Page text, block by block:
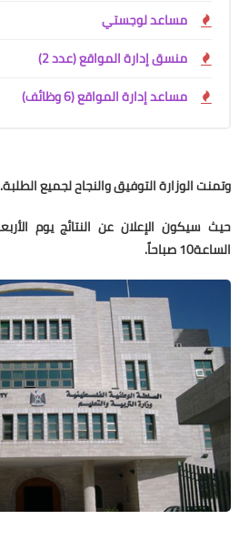
مساعد لوجستي
منسق إدارة المواقع (عدد 2)
مساعد إدارة المواقع (6 وظائف)
وتمنت الوزارة التوفيق والنجاح لجميع الطلبة.
الساعة10 صباحاً.